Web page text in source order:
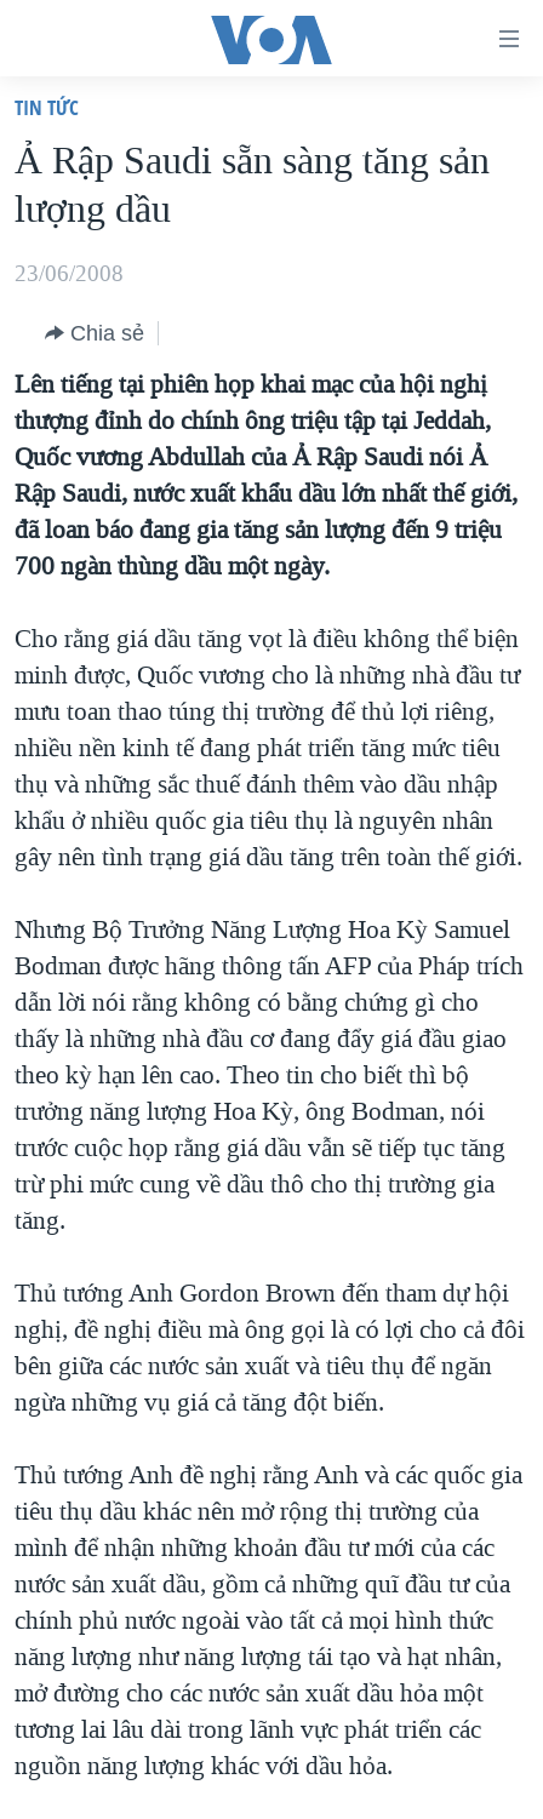
truy
cập
Tới
dung
chính
điều
hướng
chính
Đi
tới
"Tìm"
VIỆT NAM
HOA KỲ
BIỂN ĐÔNG
BLOG
DIỄN ĐÀN
MỤC
TỰ DO BÁO CHÍ
VẠCH TRẦN TIN GIẢ
NGƯỜI VIỆT HẢI NGOẠI
KINH TẾ
KHOA HỌC
SỨC KHOẺ
VĂN HOÁ
THỂ THAO
CHUYÊN ĐỀ
CHIẾN TRANH THƯƠNG MẠI CỦA MỸ: QUÁ KHỨ VÀ HIỆN
MỘT NĂM CHIẾN TRANH TẠI DẢI GAZA
GIẢI MÃ VÀNH ĐAI & CON ĐƯỜNG
NGÀY TỊ NẠN THẾ GIỚI
TRỊNH VĨNH BÌNH - NGƯỜI HẠ 'BÊN THẮNG CUỘC'
GROUND ZERO – XƯA VÀ NAY
CHI PHÍ CHIẾN TRANH AFGHANISTAN
THƯỢNG ĐỈNH TRUMP-KIM TẠI VIỆT NAM
TRỊNH VĨNH BÌNH VS. CHÍNH PHỦ VIỆT NAM
NGƯ DÂN VIỆT VÀ LÀN SÓNG TRỘM HẢI SÂM
BÊN KIA QUỐC LỘ: TIẾNG VỌNG TỪ NÔNG THÔN MỸ
QUAN HỆ VIỆT MỸ
HỌC TIẾNG ANH
VIDEO
MẠNG XÃ HỘI
Ngôn ngữ khác
TIN TỨC
Ả Rập Saudi sẵn sàng tăng sản
lượng dầu
23/06/2008
Chia sẻ
Lên tiếng tại phiên họp khai mạc của hội nghị
thượng đỉnh do chính ông triệu tập tại Jeddah,
Quốc vương Abdullah của Ả Rập Saudi nói Ả
Rập Saudi, nước xuất khẩu dầu lớn nhất thế giới,
đã loan báo đang gia tăng sản lượng đến 9 triệu
700 ngàn thùng dầu một ngày.
Cho rằng giá dầu tăng vọt là điều không thể biện
minh được, Quốc vương cho là những nhà đầu tư
mưu toan thao túng thị trường để thủ lợi riêng,
nhiều nền kinh tế đang phát triển tăng mức tiêu
thụ và những sắc thuế đánh thêm vào dầu nhập
khẩu ở nhiều quốc gia tiêu thụ là nguyên nhân
gây nên tình trạng giá dầu tăng trên toàn thế giới.
Nhưng Bộ Trưởng Năng Lượng Hoa Kỳ Samuel
Bodman được hãng thông tấn AFP của Pháp trích
dẫn lời nói rằng không có bằng chứng gì cho
thấy là những nhà đầu cơ đang đẩy giá đầu giao
theo kỳ hạn lên cao. Theo tin cho biết thì bộ
trưởng năng lượng Hoa Kỳ, ông Bodman, nói
trước cuộc họp rằng giá dầu vẫn sẽ tiếp tục tăng
trừ phi mức cung về dầu thô cho thị trường gia
tăng.
Thủ tướng Anh Gordon Brown đến tham dự hội
nghị, đề nghị điều mà ông gọi là có lợi cho cả đôi
bên giữa các nước sản xuất và tiêu thụ để ngăn
ngừa những vụ giá cả tăng đột biến.
Thủ tướng Anh đề nghị rằng Anh và các quốc gia
tiêu thụ dầu khác nên mở rộng thị trường của
mình để nhận những khoản đầu tư mới của các
nước sản xuất dầu, gồm cả những quĩ đầu tư của
chính phủ nước ngoài vào tất cả mọi hình thức
năng lượng như năng lượng tái tạo và hạt nhân,
mở đường cho các nước sản xuất dầu hỏa một
tương lai lâu dài trong lãnh vực phát triển các
nguồn năng lượng khác với dầu hỏa.